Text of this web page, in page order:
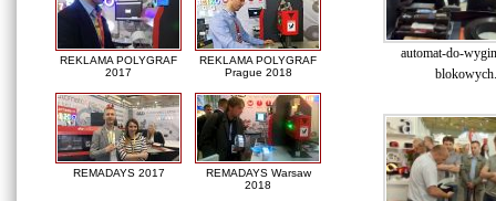
REKLAMA POLYGRAF
2017
REKLAMA POLYGRAF
Prague 2018
REMADAYS 2017
REMADAYS Warsaw
2018
automat-do-